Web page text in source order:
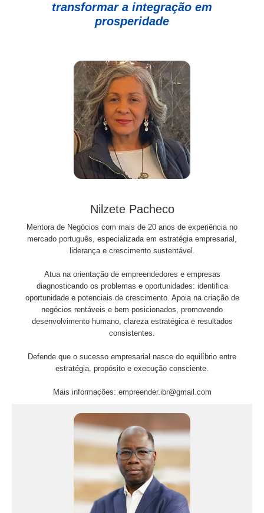
transformar a integração em
prosperidade
Nilzete Pacheco
Mentora de Negócios com mais de 20 anos de experiência no
mercado português, especializada em estratégia empresarial,
liderança e crescimento sustentável.
Atua na orientação de empreendedores e empresas
diagnosticando os problemas e oportunidades: identifica
oportunidade e potenciais de crescimento. Apoia na criação de
negócios rentáveis e bem posicionados, promovendo
desenvolvimento humano, clareza estratégica e resultados
consistentes.
Defende que o sucesso empresarial nasce do equilíbrio entre
estratégia, propósito e execução consciente.
Mais informações: empreender.ibr@gmail.com